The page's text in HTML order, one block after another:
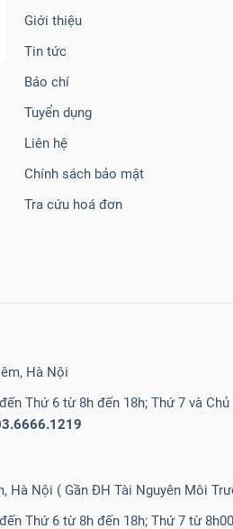
Giới thiệu
Tin tức
Báo chí
Tuyển dụng
Liên hệ
Chính sách bảo mật
Tra cứu hoá đơn
Hà Nội
Thứ 6 từ 8h đến 18h; Thứ 7 và
Hà Nội ( Gần ĐH Tài Nguyên Môi
Thứ 6 từ 8h đến 18h; Thứ 7 từ